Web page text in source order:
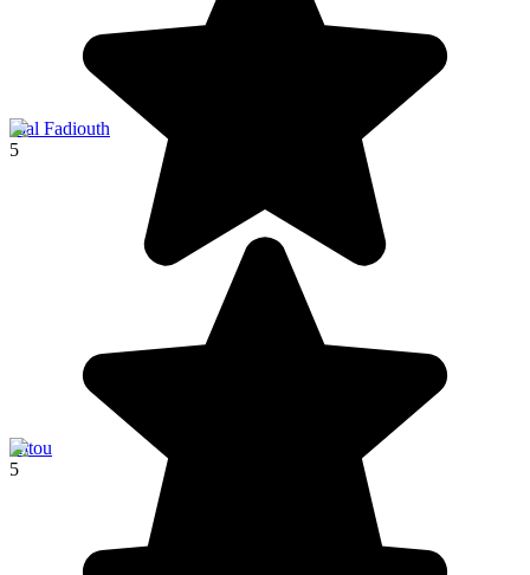
Joal Fadiouth
5
Hitou
5